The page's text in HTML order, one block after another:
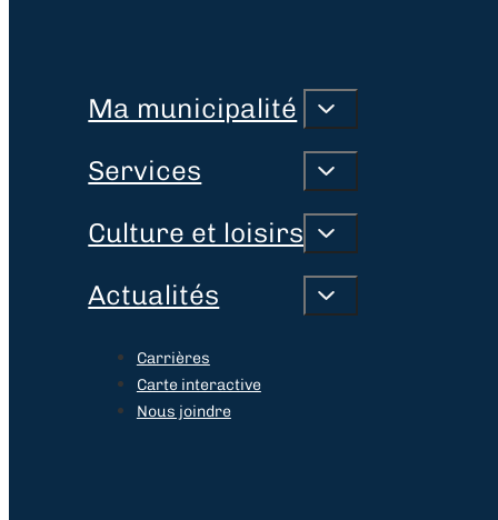
Ma municipalité
Services
Culture et loisirs
Actualités
Carrières
Carte interactive
Nous joindre